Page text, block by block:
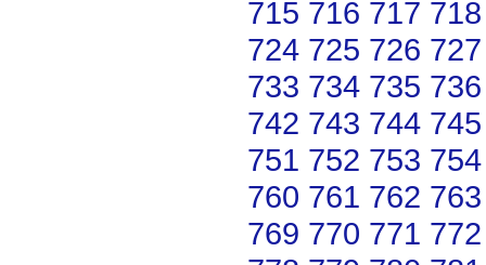
715 716 717 718
724 725 726 727
733 734 735 736
742 743 744 745
751 752 753 754
760 761 762 763
769 770 771 772